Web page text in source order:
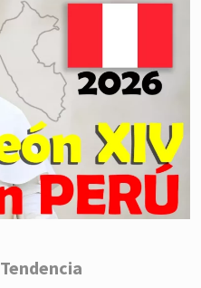
Tendencia